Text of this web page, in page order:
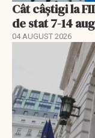
Cât câștigi la
de stat 7-14
04 AUGUST 2026